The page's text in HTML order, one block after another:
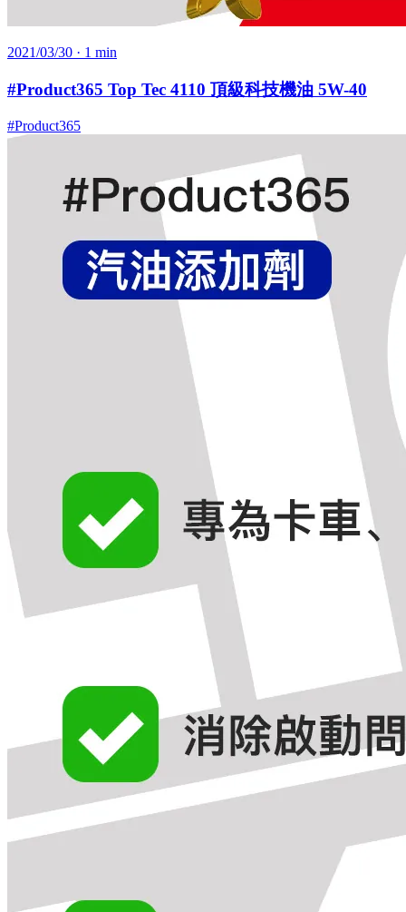
2021/03/30 · 1 min
#Product365 Top Tec 4110 頂級科技機油 5W-40
#Product365